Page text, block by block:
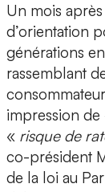
Un mois
d’orientation
générations
rassemblant
impression de
« risque de
co-président
de la loi au